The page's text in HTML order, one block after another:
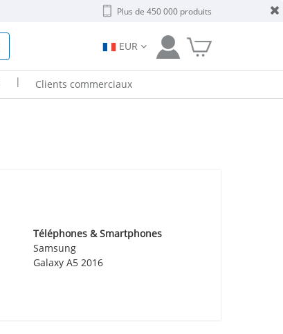
Plus de 450 000 produits
EUR
| Clients commerciaux
Téléphones & Smartphones
Samsung
Galaxy A5 2016